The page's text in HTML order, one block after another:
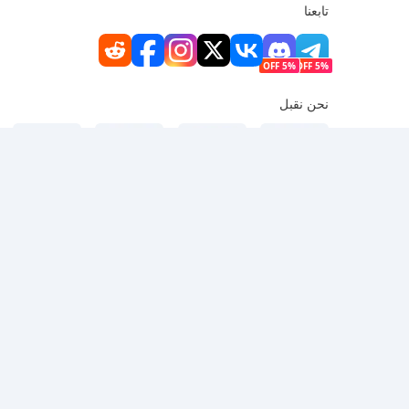
تابعنا
5% OFF
5% OFF
نحن نقبل